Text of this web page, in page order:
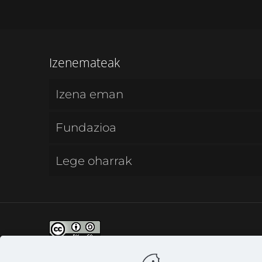
Izenemateak
Izena eman
Fundazioa
Lege oharrak
CC - Creative Commons | Aitortu-